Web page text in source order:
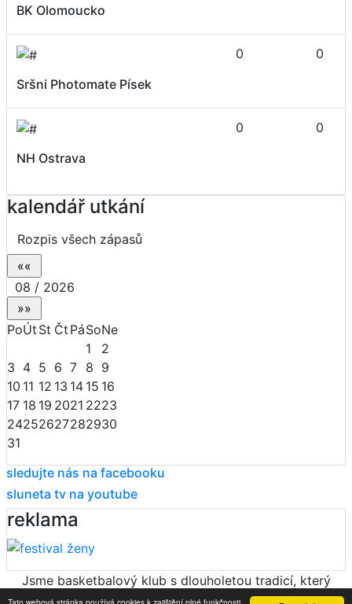
BK Olomoucko
Sršni Photomate Písek
0 0
NH Ostrava
0 0
kalendář utkání
Rozpis všech zápasů
08 / 2026
PoÚt St Čt PáSoNe
1
2
3 4 5 6 7 8 9
10 11 12 13 14 15 16
17 18 19 2021 2223
24252627282930
31
sledujte nás na facebooku
sluneta tv na youtube
reklama
Jsme basketbalový klub s dlouholetou tradicí, který
vychoval spoustu kvalitních hráčů.